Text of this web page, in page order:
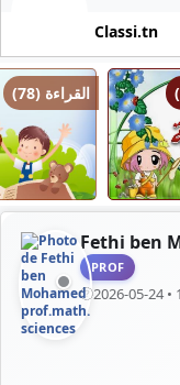
Classi.tn
القراءة (78)
Fethi ben
PROF
2026-05-24 •